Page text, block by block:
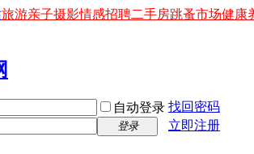
旅游亲子摄影情感招聘二手房跳蚤市场健康
自动登录 找回密码
登录
立即注册